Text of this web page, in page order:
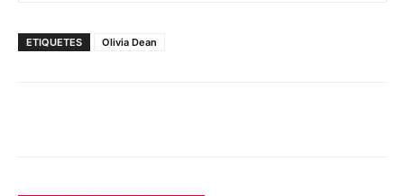
ETIQUETES Olivia Dean